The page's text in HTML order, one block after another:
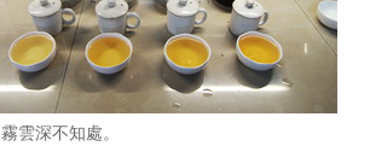
雲深不知處。